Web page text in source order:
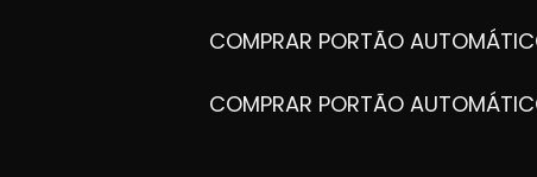
COMPRAR PORTÃO
COMPRAR PORTÃO